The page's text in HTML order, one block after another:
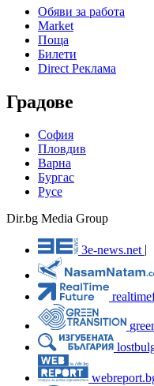
Обяви за работа
Market
Поща
Билети
Direct Реклама
Градове
София
Пловдив
Варна
Бургас
Русе
Dir.bg Media Group
3e-news.net